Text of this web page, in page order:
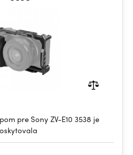
pre Sony ZV-E10 3538 je